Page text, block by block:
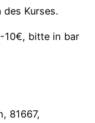
Kurses.
10€, bitte in bar
81667,